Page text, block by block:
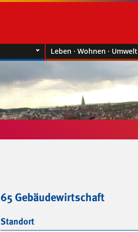
Leben · Wohnen · Umwelt
65 Gebäudewirtschaft
Standort